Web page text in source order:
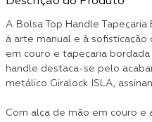
A Bolsa Top Handle
à arte manual e à
em couro e tapeçaria
handle destaca-se pelo
metálico Giralock ISLA,
Com alça de mão em couro e